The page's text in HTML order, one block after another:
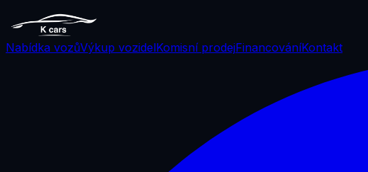
Nabídka vozůVýkup vozidelKomisní prodejFinancováníKontakt